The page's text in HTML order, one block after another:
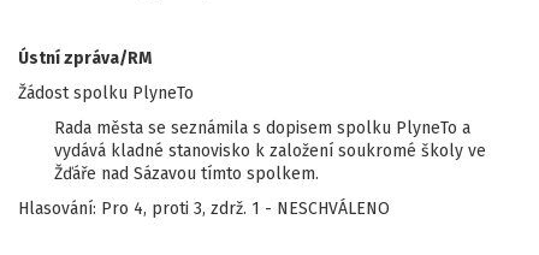
Ústní zpráva/RM
Žádost spolku PlyneTo
Rada města se seznámila s dopisem spolku PlyneTo a
vydává kladné stanovisko k založení soukromé školy ve
Žďáře nad Sázavou tímto spolkem.
Hlasování: Pro 4, proti 3, zdrž. 1 - NESCHVÁLENO